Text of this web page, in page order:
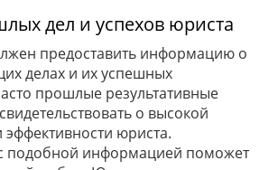
дел и успехов юриста
предоставить информацию о
делах и их успешных
прошлые результативные
о высокой
юриста.
подобной информацией поможет